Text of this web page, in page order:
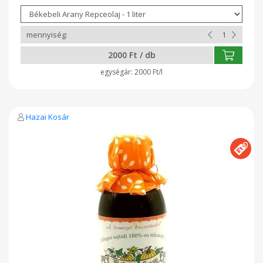
javaslat : sütéshez, főzéshez, salátákhoz, majonézhez,
pácoláshoz, grillezéshez. Nettó tömeg : 1 l és 500ml Tárolása :
napfénytől védett, hűvös helyen.
2000 Ft / db
2000 Ft/l
Hazai Kosár